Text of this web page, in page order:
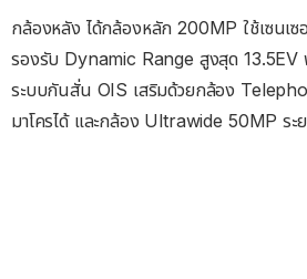
กล้องหลัง ได้กล้องหลัก 200MP ใช้เซนเ
รองรับ Dynamic Range สูงสุด 13.5EV
ระบบกันสั่น OIS เสริมด้วยกล้อง
มาโครได้ และกล้อง Ultrawide 50MP ระ